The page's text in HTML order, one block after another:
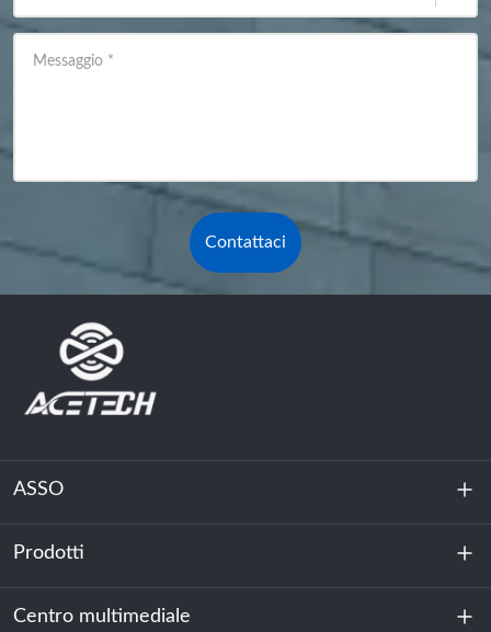
Messaggio *
Contattaci
ASSO
Chi siamo
Sostenibilità
Prodotti
Accumulo di energia
Centro multimediale